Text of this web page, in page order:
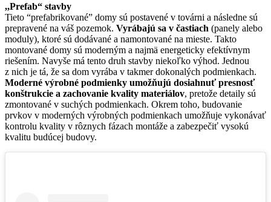
,,Prefab“ stavby
Tieto “prefabrikované” domy sú postavené v továrni a následne sú
prepravené na váš pozemok. Vyrábajú sa v častiach (panely alebo
moduly), ktoré sú dodávané a namontované na mieste. Takto
montované domy sú moderným a najmä energeticky efektívnym
riešením. Navyše má tento druh stavby niekoľko výhod. Jednou
z nich je tá, že sa dom vyrába v takmer dokonalých podmienkach.
Moderné výrobné podmienky umožňujú dosiahnuť presnosť
konštrukcie a zachovanie kvality materiálov, pretože detaily sú
zmontované v suchých podmienkach. Okrem toho, budovanie
prvkov v moderných výrobných podmienkach umožňuje vykonávať
kontrolu kvality v rôznych fázach montáže a zabezpečiť vysokú
kvalitu budúcej budovy.